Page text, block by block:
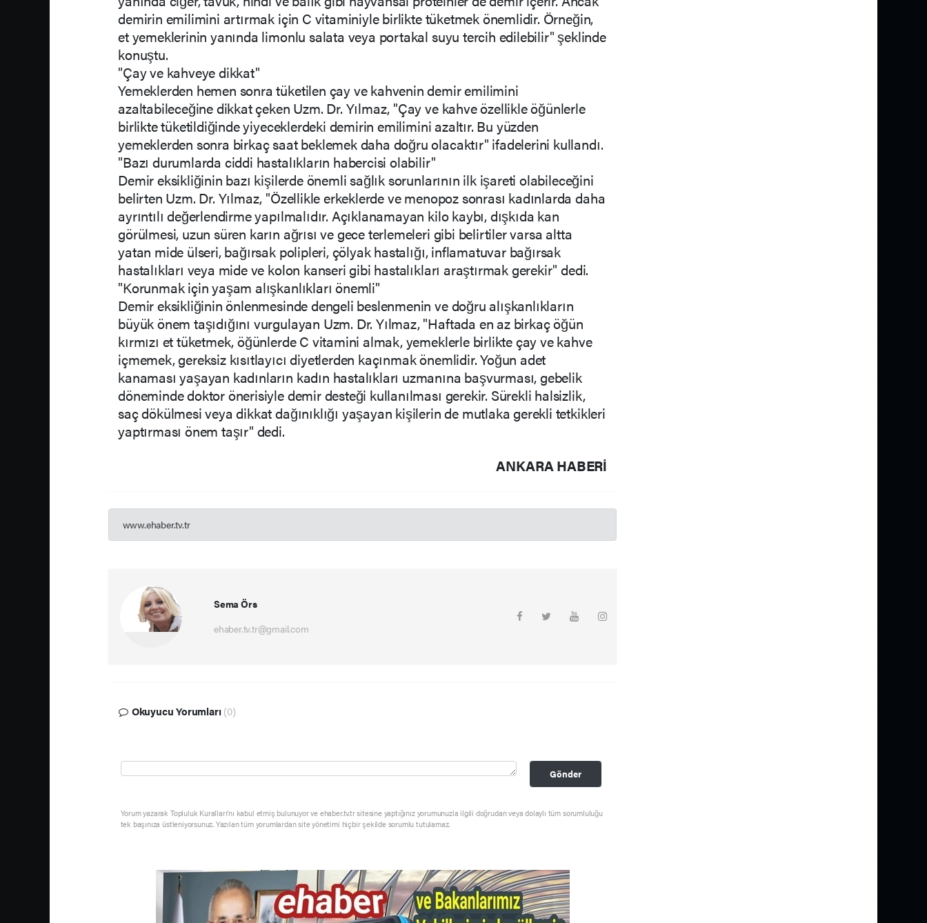
demirin emilimini artırmak için C vitaminiyle birlikte tüketmek önemlidir. Örneğin,
et yemeklerinin yanında limonlu salata veya portakal suyu tercih edilebilir" şeklinde
konuştu.
"Çay ve kahveye dikkat"
Yemeklerden hemen sonra tüketilen çay ve kahvenin demir emilimini
azaltabileceğine dikkat çeken Uzm. Dr. Yılmaz, "Çay ve kahve özellikle öğünlerle
birlikte tüketildiğinde yiyeceklerdeki demirin emilimini azaltır. Bu yüzden
yemeklerden sonra birkaç saat beklemek daha doğru olacaktır" ifadelerini kullandı.
"Bazı durumlarda ciddi hastalıkların habercisi olabilir"
Demir eksikliğinin bazı kişilerde önemli sağlık sorunlarının ilk işareti olabileceğini
belirten Uzm. Dr. Yılmaz, "Özellikle erkeklerde ve menopoz sonrası kadınlarda daha
ayrıntılı değerlendirme yapılmalıdır. Açıklanamayan kilo kaybı, dışkıda kan
görülmesi, uzun süren karın ağrısı ve gece terlemeleri gibi belirtiler varsa altta
yatan mide ülseri, bağırsak polipleri, çölyak hastalığı, inflamatuvar bağırsak
hastalıkları veya mide ve kolon kanseri gibi hastalıkları araştırmak gerekir" dedi.
"Korunmak için yaşam alışkanlıkları önemli"
Demir eksikliğinin önlenmesinde dengeli beslenmenin ve doğru alışkanlıkların
büyük önem taşıdığını vurgulayan Uzm. Dr. Yılmaz, "Haftada en az birkaç öğün
kırmızı et tüketmek, öğünlerde C vitamini almak, yemeklerle birlikte çay ve kahve
içmemek, gereksiz kısıtlayıcı diyetlerden kaçınmak önemlidir. Yoğun adet
kanaması yaşayan kadınların kadın hastalıkları uzmanına başvurması, gebelik
döneminde doktor önerisiyle demir desteği kullanılması gerekir. Sürekli halsizlik,
saç dökülmesi veya dikkat dağınıklığı yaşayan kişilerin de mutlaka gerekli tetkikleri
yaptırması önem taşır" dedi.
ANKARA HABERİ
www.ehaber.tv.tr
Sema Örs
ehaber.tv.tr@gmail.com
Okuyucu Yorumları (0)
Gönder
Yorum yazarak Topluluk Kuralları’nı kabul etmiş bulunuyor ve ehaber.tv.tr sitesine yaptığınız yorumunuzla ilgili doğrudan veya dolaylı tüm sorumluluğu
tek başınıza üstleniyorsunuz. Yazılan tüm yorumlardan site yönetimi hiçbir şekilde sorumlu tutulamaz.